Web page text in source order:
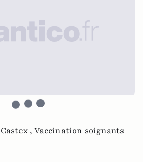
, Vaccination soignants